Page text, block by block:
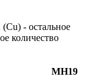
- остальное
количество
МН19